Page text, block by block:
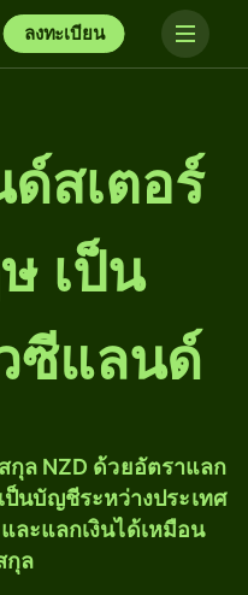
ลงทะเบียน
สเตอร์
เป็น
ซีแลนด์
กุล NZD ด้วยอัตราแลก
ป็นบัญชีระหว่างประเทศ
ละแลกเงินได้เหมือน
กุล